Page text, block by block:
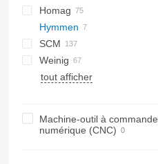
TS
Homag
Kal
Profi
VMX
Hymmen
FW
Junior
Variosteff
VTC
V-series
S2R
SCM
Olimpic
Weinig
Hydromat
Unimat
tout afficher
Machine-outil à commande
numérique (CNC)